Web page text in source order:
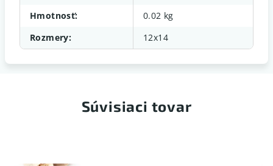
Hmotnosť:
0.02 kg
Rozmery: 12x14
Súvisiaci tovar